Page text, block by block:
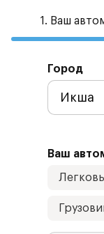
1. Ваш
Город
Ваш